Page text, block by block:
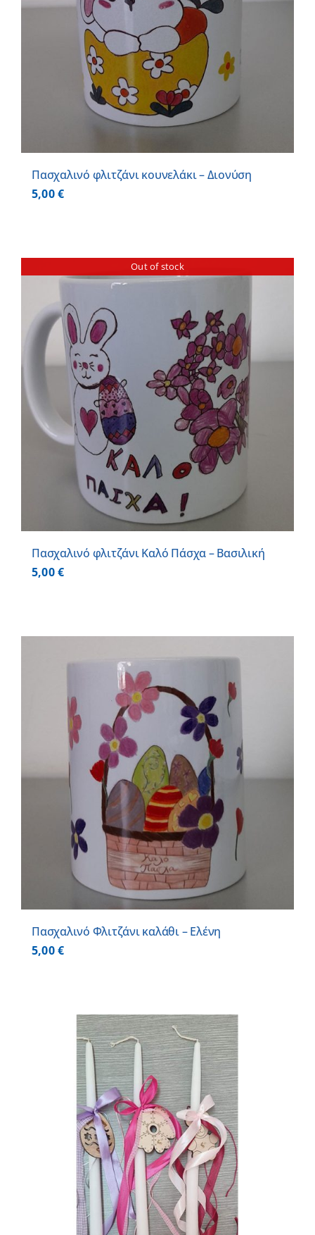
Πασχαλινό φλιτζάνι κουνελάκι – Διονύση
5,00€
Out of stock
Πασχαλινό φλιτζάνι Καλό Πάσχα – Βασιλική
5,00€
Πασχαλινό Φλιτζάνι καλάθι – Ελένη
5,00€